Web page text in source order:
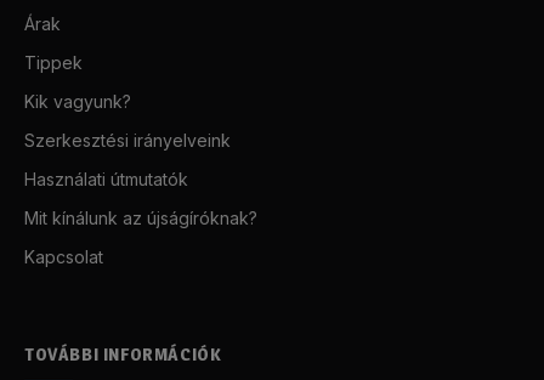
Árak
Tippek
Kik vagyunk?
Szerkesztési irányelveink
Használati útmutatók
Mit kínálunk az újságíróknak?
Kapcsolat
TOVÁBBI INFORMÁCIÓK